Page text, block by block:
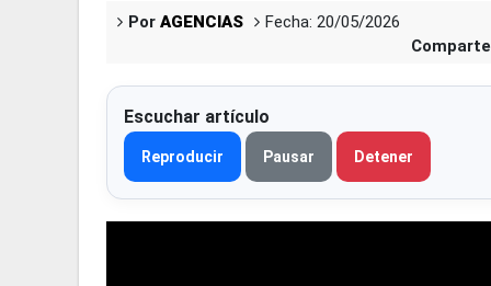
Por AGENCIAS
Fecha: 20/05/2026
Escuchar artículo
Reproducir Pausar Detener